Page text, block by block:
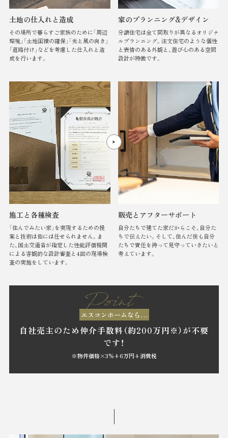
土地の仕入れと造成
その場所で暮らすご家族のために「周辺
環境」「土地面積の確保」「光と風の向き」
「道路付け」などを考慮した仕入れと造
成を行います。
家のプランニング&デザイン
分譲住宅は全て間取りが異なるオリジナ
ルプランニング。注文住宅のような個性
と表情のある外観と、遊び心のある空間
設計が特徴です。
施工と 各種検査
「住んでみたい家」を実現するための提
案と技術は他には任せられません。ま
た、国土交通省が指定した性能評価機関
による客観的な設計審査と4回の現場検
査の実施をしています。
販売と アフターサポート
自分たちで建てた家だからこそ、自分た
ちで伝えたい。そして、住んだ後も自分
たちで責任を持って見守っていきたいと
考えています。
エスコンホームなら…
自社売主のため仲介手数料（約200万円※）が不要
です！
※物件価格×3%+6万円+消費税